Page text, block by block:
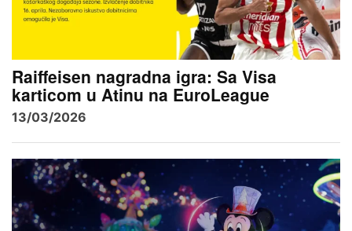
Raiffeisen nagradna igra: Sa Visa
karticom u Atinu na EuroLeague
13/03/2026